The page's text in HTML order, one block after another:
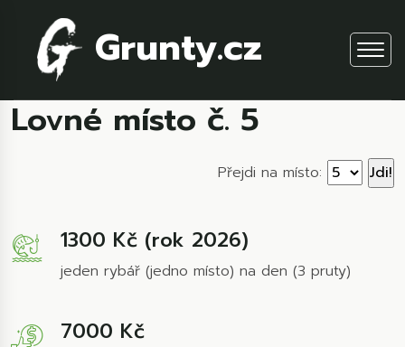
Grunty.cz
Lovné místo č. 5
Přejdi na místo:
1300 Kč (rok 2026)
jeden rybář (jedno místo) na den (3 pruty)
7000 Kč